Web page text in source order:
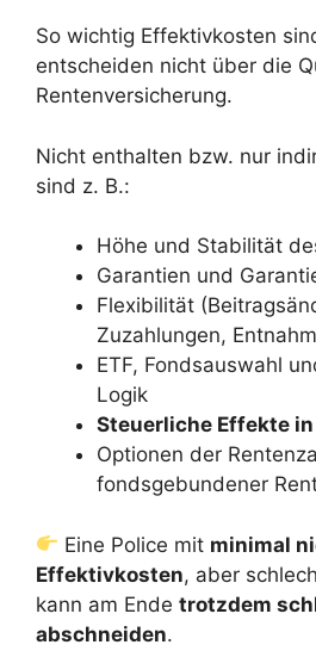
So wichtig Effektivkosten
entscheiden nicht über die
Rentenversicherung.
Nicht enthalten bzw. nur
sind z. B.:
Höhe und Stabilität
Garantien und
Flexibilität
Zuzahlungen,
ETF, Fondsauswahl
Logik
Steuerliche Effekte
Optionen der
fondsgebundener
Eine Police mit minimal
Effektivkosten, aber
kann am Ende trotzdem
abschneiden.